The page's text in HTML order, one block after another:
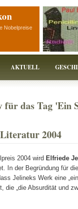
Nobelpreise
AKTUELL
für das Tag 'Ein
2004
2004 wird Elfriede
In der Begründung für
Jelineks Werk eine
die „die Absurdität und